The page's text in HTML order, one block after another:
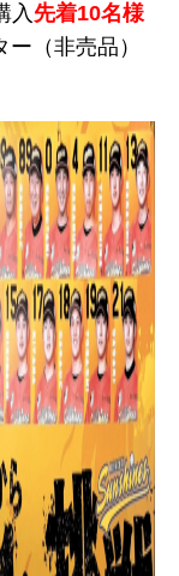
入 先着10名様
（非売品）